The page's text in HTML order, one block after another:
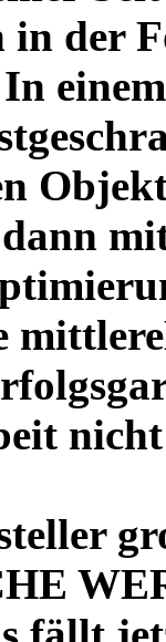
der